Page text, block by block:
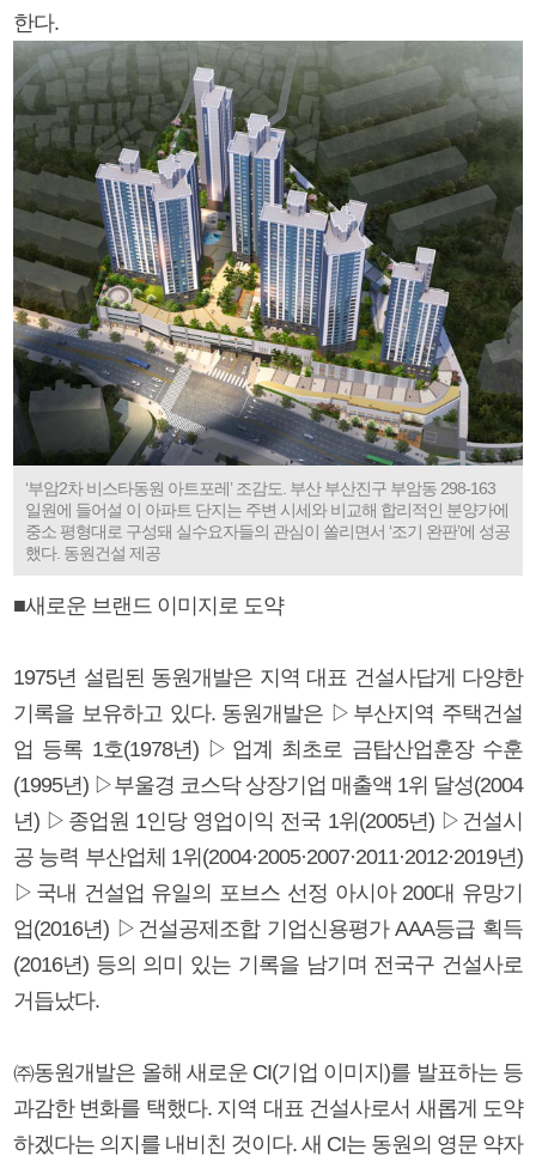
한다.
‘부암2차 비스타동원 아트포레’ 조감도. 부산 부산진구 부암동 298-163
일원에 들어설 이 아파트 단지는 주변 시세와 비교해 합리적인 분양가에
중소 평형대로 구성돼 실수요자들의 관심이 쏠리면서 ‘조기 완판’에 성공
했다. 동원건설 제공
■새로운 브랜드 이미지로 도약
1975년 설립된 동원개발은 지역 대표 건설사답게 다양한
기록을 보유하고 있다. 동원개발은 ▷부산지역 주택건설
업 등록 1호(1978년) ▷업계 최초로 금탑산업훈장 수훈
(1995년) ▷부울경 코스닥 상장기업 매출액 1위 달성(2004
년) ▷종업원 1인당 영업이익 전국 1위(2005년) ▷건설시
공 능력 부산업체 1위(2004·2005·2007·2011·2012·2019년)
▷국내 건설업 유일의 포브스 선정 아시아 200대 유망기
업(2016년) ▷건설공제조합 기업신용평가 AAA등급 획득
(2016년) 등의 의미 있는 기록을 남기며 전국구 건설사로
거듭났다.
㈜동원개발은 올해 새로운 CI(기업 이미지)를 발표하는 등
과감한 변화를 택했다. 지역 대표 건설사로서 새롭게 도약
하겠다는 의지를 내비친 것이다. 새 CI는 동원의 영문 약자